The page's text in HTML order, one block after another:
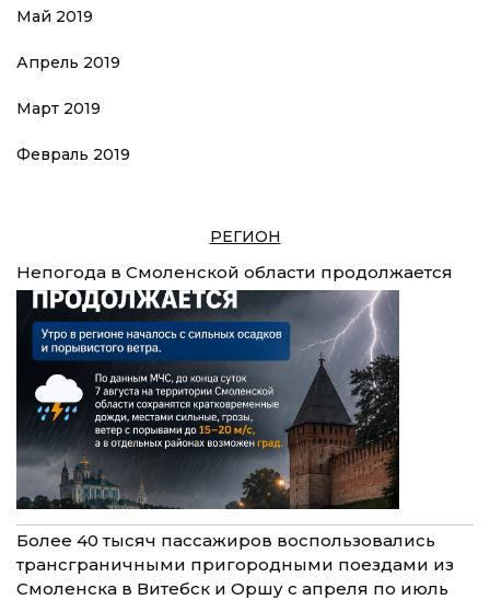
Май 2019
Апрель 2019
Март 2019
Февраль 2019
РЕГИОН
Непогода в Смоленской области продолжается
Более 40 тысяч пассажиров воспользовались
трансграничными пригородными поездами из
Смоленска в Витебск и Оршу с апреля по июль